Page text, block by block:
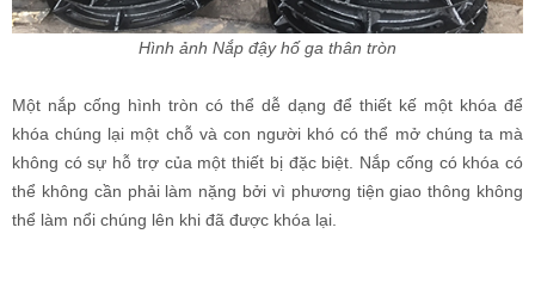
Hình ảnh Nắp đậy hố ga thân tròn
Một nắp cống hình tròn có thể dễ dạng để thiết kế một khóa để
khóa chúng lại một chỗ và con người khó có thể mở chúng ta mà
không có sự hỗ trợ của một thiết bị đặc biệt. Nắp cống có khóa có
thể không cần phải làm nặng bởi vì phương tiện giao thông không
thể làm nổi chúng lên khi đã được khóa lại.